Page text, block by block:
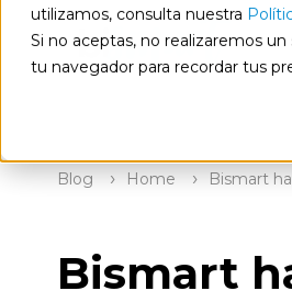
utilizamos, consulta nuestra
Si no aceptas, no realizaremos
tu navegador para recordar tus
Blog Home Bismart
Bismart